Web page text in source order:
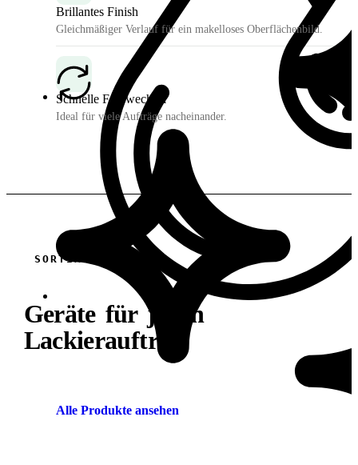
Brillantes Finish
Gleichmäßiger Verlauf für ein makelloses Oberflächenbild.
Schnelle Farbwechsel
Ideal für viele Aufträge nacheinander.
SORTIMENT
Geräte für jeden
Lackierauftrag
Alle Produkte ansehen